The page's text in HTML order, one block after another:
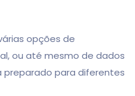
opções de
ou até mesmo de dados
preparado para diferentes